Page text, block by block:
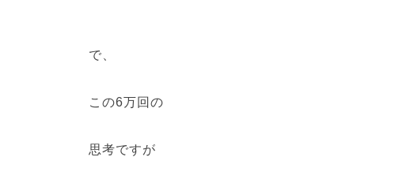
で、
この6万回の
思考ですが